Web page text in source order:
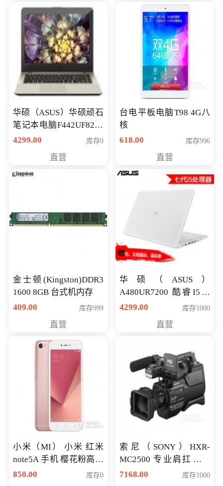
华硕（ASUS）华硕顽石
笔记本电脑F442UF8250
八代独显轻薄办公商务
4299.00 库存0
直营
台电平板电脑T98 4G八
核
618.00
库存996
直营
金士顿(Kingston)DDR3
1600 8GB 台式机内存
409.00
库存999
直营
华硕（ASUS）
A480UR7200 酷睿I5超
薄学生办公游戏独显笔
NV930-2G独
4299.00 库存1000
直营
小米（MI） 小米 红米
note5A 手机 樱花粉高配
版 全网通(3G+32G)
850.00 库存0
索尼（SONY）HXR-
MC2500 专业肩扛式存
储卡全高清摄录一体机
7168.00 库存1000